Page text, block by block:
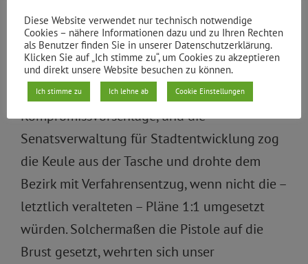
für weitreichende Änderungen gestimmt
hatten. Die Bezirksverordnetenversammlung
(BVV) beschloss, einen Bebauungsplan mit
Grünfläche aufzustellen, der LiFo machte
Kompromissvorschläge, und die
Senatsverwaltung für Stadtentwicklung zog
die Keule aus der Tasche und drohte dem
Bezirk mit Verfahrensentzug, wenn nicht die –
letztlich veralteten – Pläne 1:1 umgesetzt
würden. Solchermaßen die Pistole auf die
Brust gesetzt, wehrten sich unser
Diese Website verwendet nur technisch notwendige
Cookies – nähere Informationen dazu und zu Ihren Rechten
als Benutzer finden Sie in unserer Datenschutzerklärung.
Klicken Sie auf „Ich stimme zu“, um Cookies zu akzeptieren
und direkt unsere Website besuchen zu können.
Ich stimme zu Ich lehne ab Cookie Einstellungen